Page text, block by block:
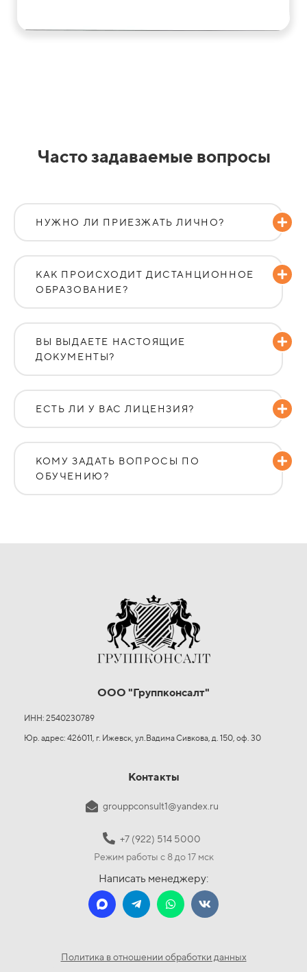
Часто задаваемые вопросы
НУЖНО ЛИ ПРИЕЗЖАТЬ ЛИЧНО?
КАК ПРОИСХОДИТ ДИСТАНЦИОННОЕ
ОБРАЗОВАНИЕ?
ВЫ ВЫДАЕТЕ НАСТОЯЩИЕ
ДОКУМЕНТЫ?
ЕСТЬ ЛИ У ВАС ЛИЦЕНЗИЯ?
КОМУ ЗАДАТЬ ВОПРОСЫ ПО
ОБУЧЕНИЮ?
ООО "Группконсалт"
ИНН: 2540230789
Юр. адрес: 426011, г. Ижевск, ул.Вадима Сивкова, д. 150, оф. 30
Контакты
grouppconsult1@yandex.ru
+7 (922) 514 5000
Режим работы с 8 до 17 мск
Написать менеджеру:
Политика в отношении обработки данных